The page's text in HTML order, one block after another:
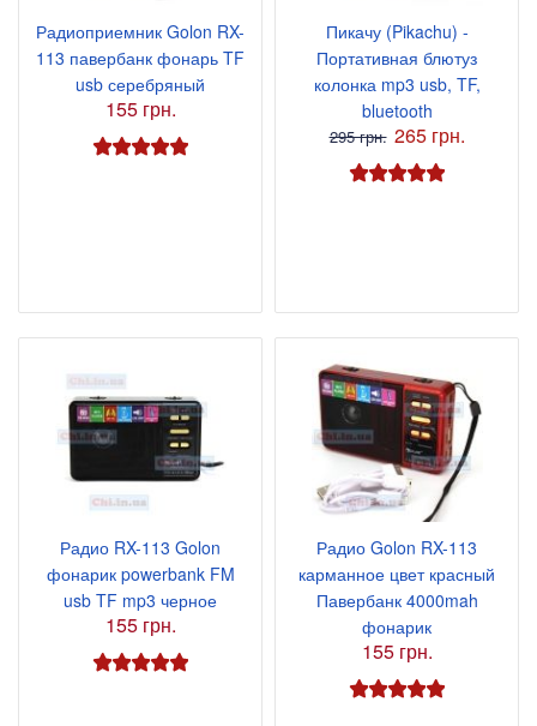
Радиоприемник Golon RX-
113 павербанк фонарь TF
usb серебряный
155 грн.
Пикачу (Pikachu) -
Портативная блютуз
колонка mp3 usb, TF,
bluetooth
295 грн. 265 грн.
Радио RX-113 Golon
фонарик powerbank FM
usb TF mp3 черное
155 грн.
Радио Golon RX-113
карманное цвет красный
Павербанк 4000mah
фонарик
155 грн.